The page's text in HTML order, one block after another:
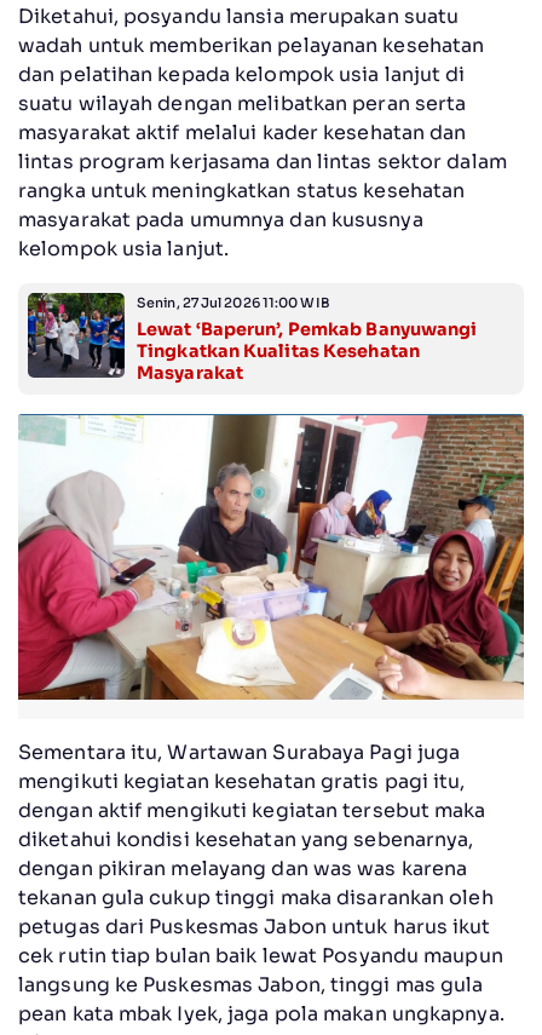
Diketahui, posyandu lansia merupakan suatu
wadah untuk memberikan pelayanan kesehatan
dan pelatihan kepada kelompok usia lanjut di
suatu wilayah dengan melibatkan peran serta
masyarakat aktif melalui kader kesehatan dan
lintas program kerjasama dan lintas sektor dalam
rangka untuk meningkatkan status kesehatan
masyarakat pada umumnya dan kususnya
kelompok usia lanjut.
Senin, 27 Jul 2026 11:00 WIB
Lewat ‘Baperun’, Pemkab Banyuwangi
Tingkatkan Kualitas Kesehatan
Masyarakat
Sementara itu, Wartawan Surabaya Pagi juga
mengikuti kegiatan kesehatan gratis pagi itu,
dengan aktif mengikuti kegiatan tersebut maka
diketahui kondisi kesehatan yang sebenarnya,
dengan pikiran melayang dan was was karena
tekanan gula cukup tinggi maka disarankan oleh
petugas dari Puskesmas Jabon untuk harus ikut
cek rutin tiap bulan baik lewat Posyandu maupun
langsung ke Puskesmas Jabon, tinggi mas gula
pean kata mbak Iyek, jaga pola makan ungkapnya.